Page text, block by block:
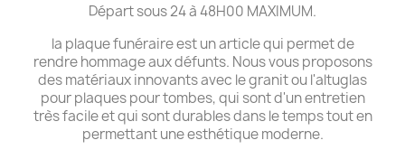
Départ sous 24 à 48H00 MAXIMUM.
la plaque funéraire est un article qui permet de
rendre hommage aux défunts. Nous vous proposons
des matériaux innovants avec le granit ou l'altuglas
pour plaques pour tombes, qui sont d'un entretien
très facile et qui sont durables dans le temps tout en
permettant une esthétique moderne.